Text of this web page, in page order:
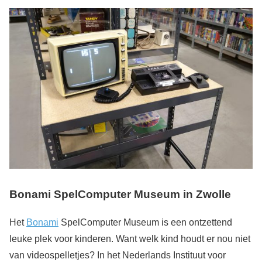
Bonami SpelComputer Museum in Zwolle
Het Bonami SpelComputer Museum is een ontzettend
leuke plek voor kinderen. Want welk kind houdt er nou niet
van videospelletjes? In het Nederlands Instituut voor